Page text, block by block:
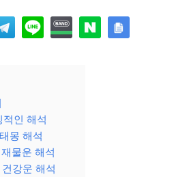
인 해석
몽 해석
물운 해석
강운 해석